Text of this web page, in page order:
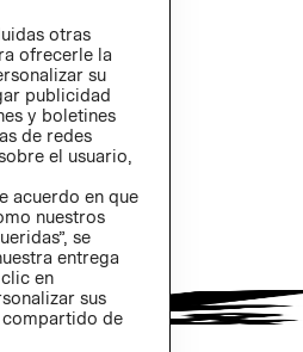
otras
ofrecerle la
su
publicidad
y boletines
de redes
el usuario,
acuerdo en que
nuestros
se
entrega
en
sus
compartido de